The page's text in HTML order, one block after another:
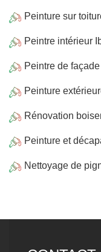
Peinture sur
Peintre intérieur
Peintre de
Peinture
Rénovation
Peinture et
Nettoyage de